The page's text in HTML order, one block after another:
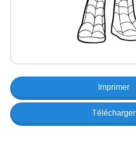
Imprimer
Télécharger